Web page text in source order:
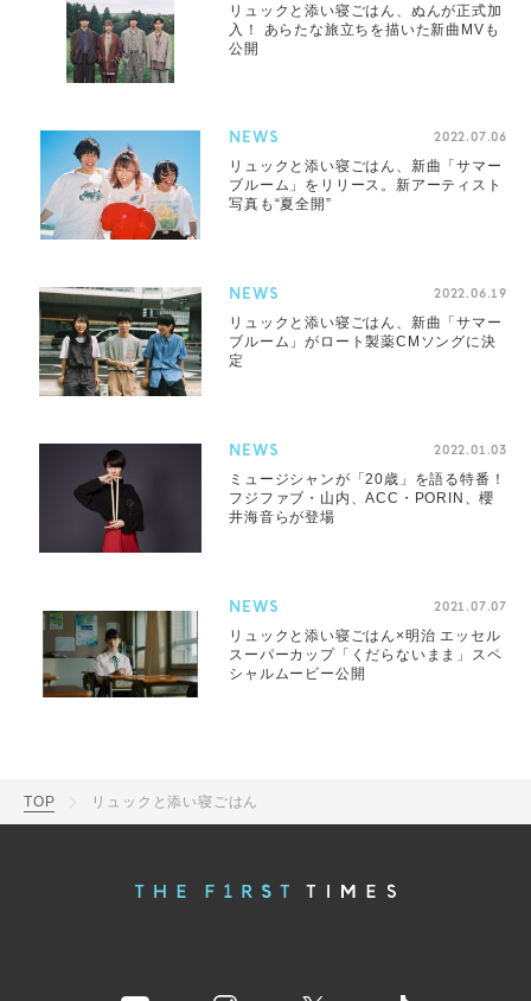
リュックと添い寝ごはん、ぬんが正式加
入！ あらたな旅立ちを描いた新曲MVも
公開
NEWS 2022.07.06
リュックと添い寝ごはん、新曲「サマー
ブルーム」をリリース。新アーティスト
写真も“夏全開”
NEWS 2022.06.19
リュックと添い寝ごはん、新曲「サマー
ブルーム」がロート製薬CMソングに決
定
NEWS 2022.01.03
ミュージシャンが「20歳」を語る特番！
フジファブ・山内、ACC・PORIN、櫻
井海音らが登場
NEWS 2021.07.07
リュックと添い寝ごはん×明治 エッセル
スーパーカップ「くだらないまま」スペ
シャルムービー公開
TOP リュックと添い寝ごはん